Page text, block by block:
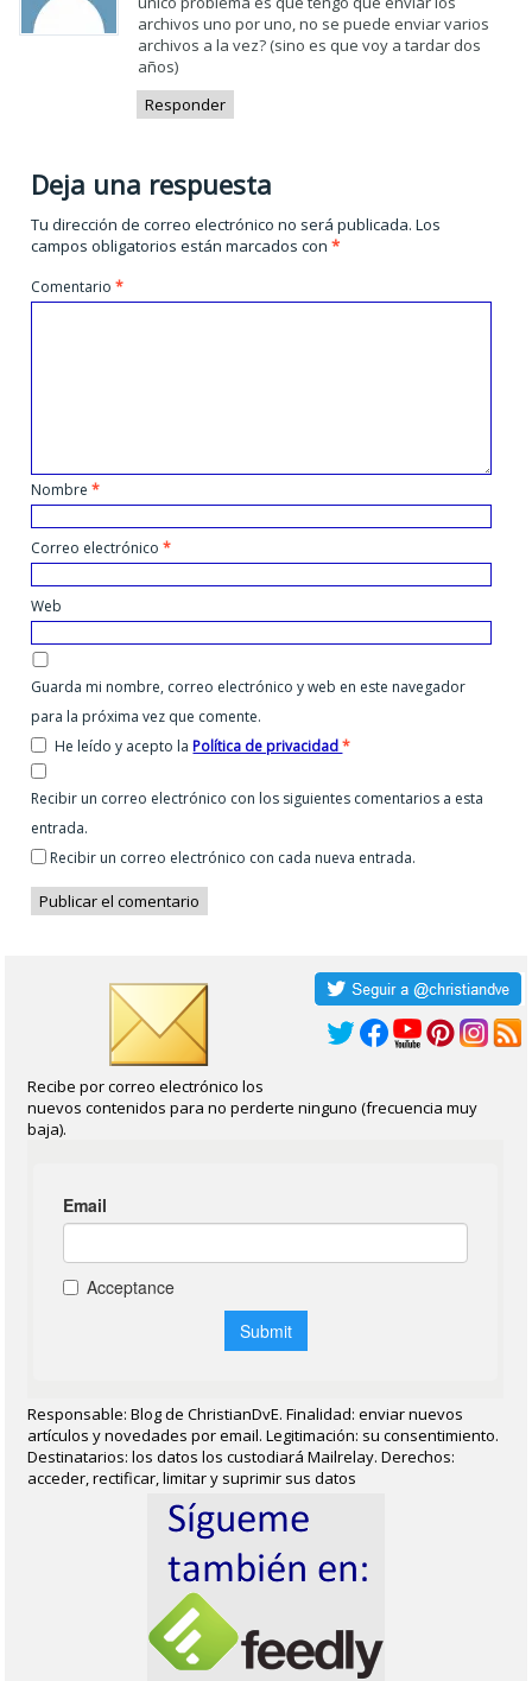
archivos uno por uno, no se puede enviar varios
archivos a la vez? (sino es que voy a tardar dos
años)
Responder
Deja una respuesta
Tu dirección de correo electrónico no será publicada. Los
campos obligatorios están marcados con*
Comentario*
Nombre*
Correo electrónico*
Web
Guarda mi nombre, correo electrónico y web en este navegador
para la próxima vez que comente.
He leído y acepto laPolítica de privacidad*
Recibir un correo electrónico con los siguientes comentarios a esta
entrada.
Recibir un correo electrónico con cada nueva entrada.
Recibe por correo electrónico los
nuevos contenidos para no perderte ninguno (frecuencia muy
baja).
Responsable: Blog de ChristianDvE. Finalidad: enviar nuevos
artículos y novedades por email. Legitimación: su consentimiento.
Destinatarios: los datos los custodiará Mailrelay. Derechos:
acceder, rectificar, limitar y suprimir sus datos